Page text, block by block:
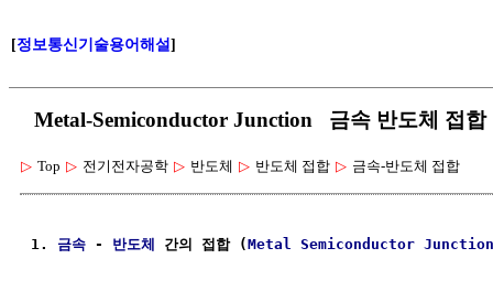
[정보통신기술용어해설]
Metal-Semiconductor Junction 금속 반도체 접합
▷ Top ▷ 전기전자공학 ▷ 반도체 ▷ 반도체 접합 ▷ 금속-반도체 접합
1. 금속 - 반도체 간의 접합 (Metal Semiconductor Junction